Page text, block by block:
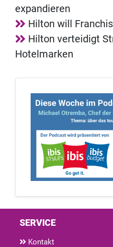
expandieren
Hilton will
Hilton verteidigt
Hotelmarken
SERVICE
Kontakt